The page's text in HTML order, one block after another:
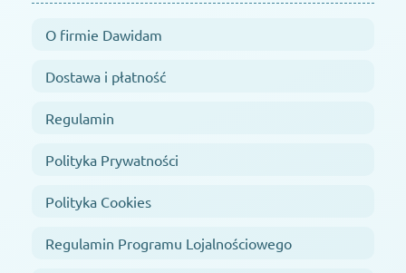
O firmie Dawidam
Dostawa i płatność
Regulamin
Polityka Prywatności
Polityka Cookies
Regulamin Programu Lojalnościowego